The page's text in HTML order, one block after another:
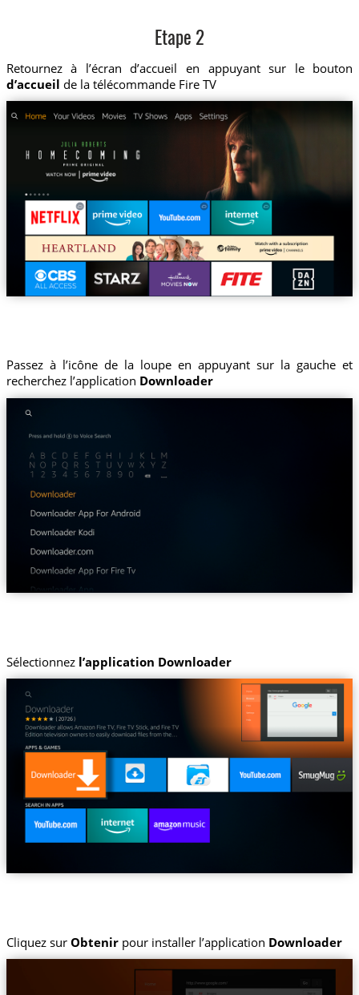
Etape 2
Retournez à l’écran d’accueil en appuyant sur le bouton
d’accueil de la télécommande Fire TV
Passez à l’icône de la loupe en appuyant sur la gauche et
recherchez l’application Downloader
Sélectionnez l’application Downloader
Cliquez sur Obtenirpour installer l’application Downloader